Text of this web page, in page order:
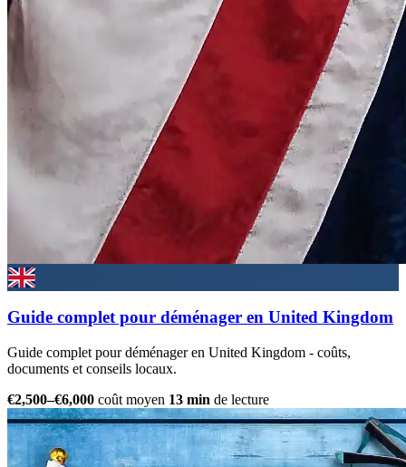
Guide complet pour déménager en United Kingdom
Guide complet pour déménager en United Kingdom - coûts,
documents et conseils locaux.
€2,500–€6,000 coût moyen 13 min de lecture